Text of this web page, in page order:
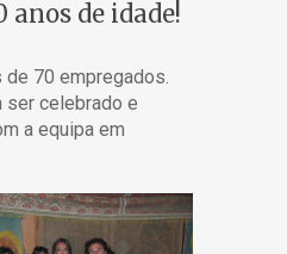
anos de idade!
70 empregados.
ser celebrado e
a equipa em